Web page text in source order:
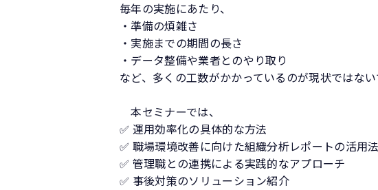
毎年の実施にあたり、
・準備の煩雑さ
・実施までの期間の長さ
・データ整備や業者とのやり取り
など、多くの工数がかかっているのが現状ではな
本セミナーでは、
✅ 運用効率化の具体的な方法
✅ 職場環境改善に向けた組織分析レポートの活用法
✅ 管理職との連携による実践的なアプローチ
✅ 事後対策のソリューション紹介